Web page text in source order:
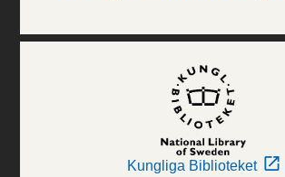
Kungliga Biblioteket